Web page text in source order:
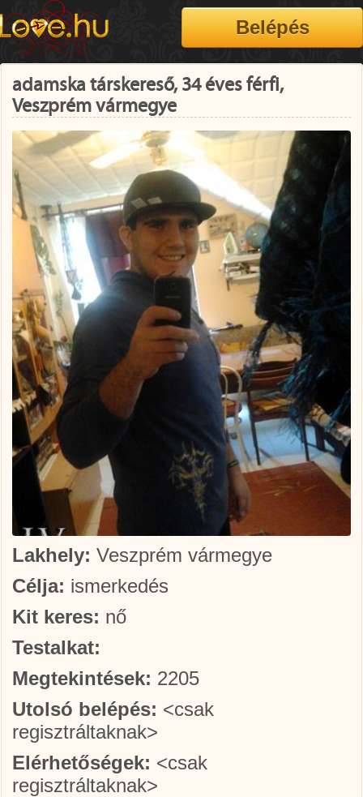
adamska társkereső, 34 éves férfi,
Veszprém vármegye
Lakhely: Veszprém vármegye
Célja: ismerkedés
Kit keres: nő
Testalkat:
Megtekintések: 2205
Utolsó belépés: <csak
regisztráltaknak>
Elérhetőségek: <csak
regisztráltaknak>